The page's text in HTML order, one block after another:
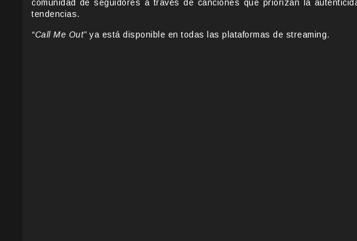
comunidad de seguidores a través de canciones que priorizan la
tendencias.
“Call Me Out” ya está disponible en todas las plataformas de streaming.